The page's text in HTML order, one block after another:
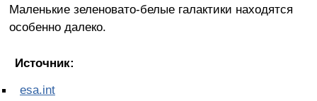
Маленькие зеленовато-белые галактики находятся
особенно далеко.
Источник:
esa.int